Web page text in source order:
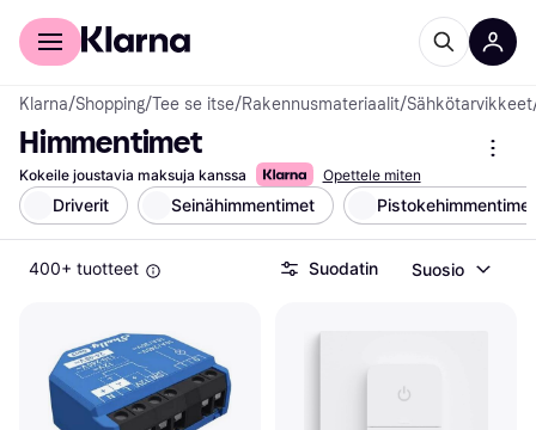
Kuluttajille
Klarna/Shopping/Tee se itse/Rakennusmateriaalit/Sähkötarvikkeet
Himmentimet
Kokeile joustavia maksuja kanssa Opettele miten
Driverit Seinähimmentimet Pistokehimmentimet
400+ tuotteet Suodatin Suosio